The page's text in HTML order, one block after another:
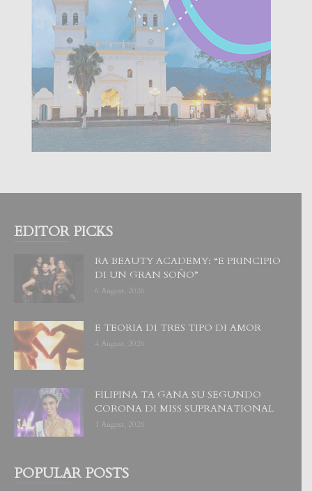
EDITOR PICKS
RA BEAUTY ACADEMY: “E PRINCIPIO
DI UN GRAN SOÑO”
6 August, 2026
E TEORIA DI TRES TIPO DI AMOR
4 August, 2026
FILIPINA TA GANA SU SEGUNDO
CORONA DI MISS SUPRANATIONAL
1 August, 2026
POPULAR POSTS